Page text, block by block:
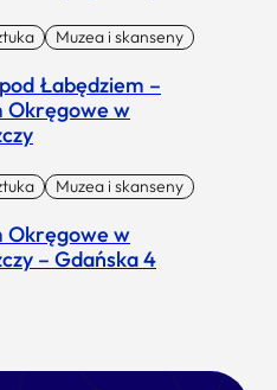
Muzea i skanseny
Łabędziem –
Okręgowe w
Muzea i skanseny
Okręgowe w
– Gdańska 4